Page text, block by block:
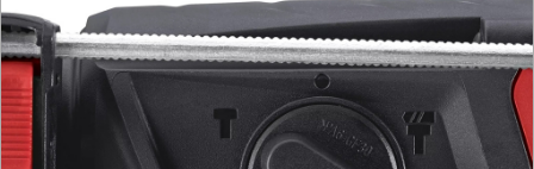
strugi,
heble
szlifierki
budowlane